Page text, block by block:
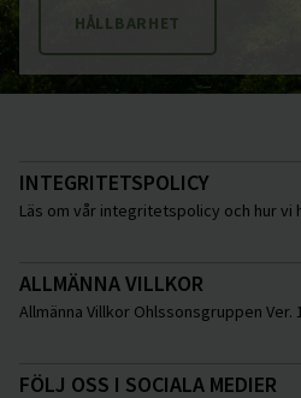
HÅLLBARHET
INTEGRITETSPOLICY
Läs om vår integritetspolicy och hur
ALLMÄNNA VILLKOR
Allmänna Villkor Ohlssonsgruppen Ver.
FÖLJ OSS I SOCIALA MEDIER